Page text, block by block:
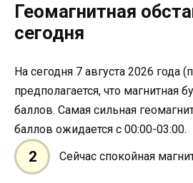
Геомагнитная
сегодня
На сегодня 7 августа 2026 года
предполагается, что магнитная
баллов. Самая сильная
баллов ожидается с 00:00-03:00.
2 Сейчас спокойная